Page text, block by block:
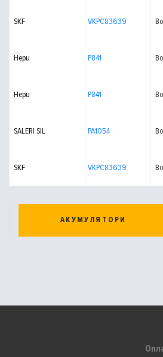
SKF VKPC83639
Hepu P841
Hepu P841
SALERI SIL PA1054
SKF VKPC83639
АКУМУЛЯТОРИ